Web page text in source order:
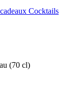
Cocktails
(70 cl)